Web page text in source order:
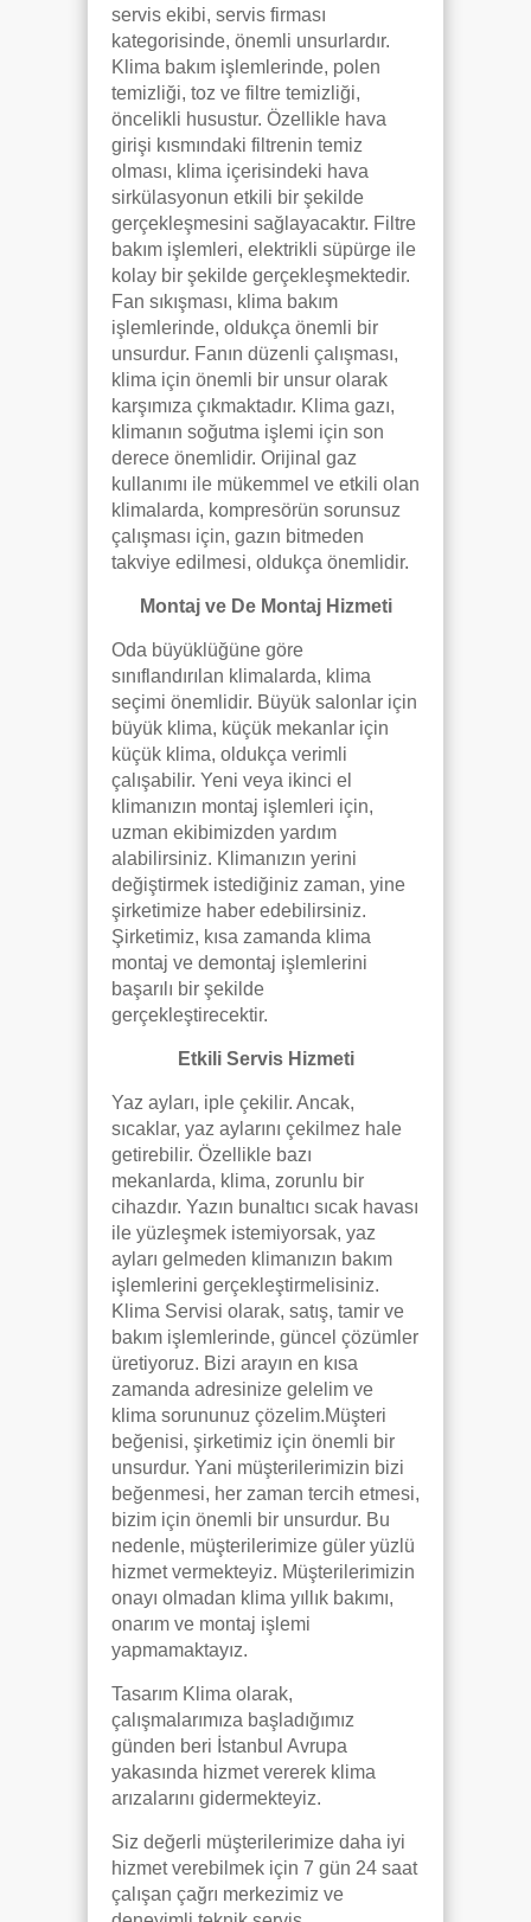
servis ekibi, servis firması
kategorisinde, önemli unsurlardır.
Klima bakım işlemlerinde, polen
temizliği, toz ve filtre temizliği,
öncelikli husustur. Özellikle hava
girişi kısmındaki filtrenin temiz
olması, klima içerisindeki hava
sirkülasyonun etkili bir şekilde
gerçekleşmesini sağlayacaktır. Filtre
bakım işlemleri, elektrikli süpürge ile
kolay bir şekilde gerçekleşmektedir.
Fan sıkışması, klima bakım
işlemlerinde, oldukça önemli bir
unsurdur. Fanın düzenli çalışması,
klima için önemli bir unsur olarak
karşımıza çıkmaktadır. Klima gazı,
klimanın soğutma işlemi için son
derece önemlidir. Orijinal gaz
kullanımı ile mükemmel ve etkili olan
klimalarda, kompresörün sorunsuz
çalışması için, gazın bitmeden
takviye edilmesi, oldukça önemlidir.
Montaj ve De Montaj Hizmeti
Oda büyüklüğüne göre
sınıflandırılan klimalarda, klima
seçimi önemlidir. Büyük salonlar için
büyük klima, küçük mekanlar için
küçük klima, oldukça verimli
çalışabilir. Yeni veya ikinci el
klimanızın montaj işlemleri için,
uzman ekibimizden yardım
alabilirsiniz. Klimanızın yerini
değiştirmek istediğiniz zaman, yine
şirketimize haber edebilirsiniz.
Şirketimiz, kısa zamanda klima
montaj ve demontaj işlemlerini
başarılı bir şekilde
gerçekleştirecektir.
Etkili Servis Hizmeti
Yaz ayları, iple çekilir. Ancak,
sıcaklar, yaz aylarını çekilmez hale
getirebilir. Özellikle bazı
mekanlarda, klima, zorunlu bir
cihazdır. Yazın bunaltıcı sıcak havası
ile yüzleşmek istemiyorsak, yaz
ayları gelmeden klimanızın bakım
işlemlerini gerçekleştirmelisiniz.
Klima Servisi olarak, satış, tamir ve
bakım işlemlerinde, güncel çözümler
üretiyoruz. Bizi arayın en kısa
zamanda adresinize gelelim ve
klima sorununuz çözelim.Müşteri
beğenisi, şirketimiz için önemli bir
unsurdur. Yani müşterilerimizin bizi
beğenmesi, her zaman tercih etmesi,
bizim için önemli bir unsurdur. Bu
nedenle, müşterilerimize güler yüzlü
hizmet vermekteyiz. Müşterilerimizin
onayı olmadan klima yıllık bakımı,
onarım ve montaj işlemi
yapmamaktayız.
Tasarım Klima olarak,
çalışmalarımıza başladığımız
günden beri İstanbul Avrupa
yakasında hizmet vererek klima
arızalarını gidermekteyiz.
Siz değerli müşterilerimize daha iyi
hizmet verebilmek için 7 gün 24 saat
çalışan çağrı merkezimiz ve